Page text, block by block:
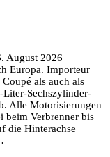
August 2026
Europa. Importeur
als auch als
Liter-Sechszylinder-
Alle Motorisierungen
beim Verbrenner bis
die Hinterachse